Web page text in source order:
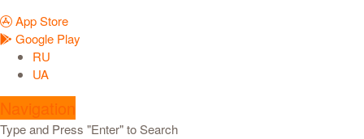
App Store
Google Play
RU
UA
Navigation
Type and Press "Enter" to Search